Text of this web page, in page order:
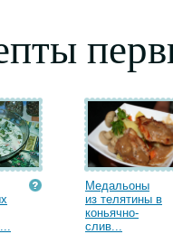
Медальоны
из телятины в
коньячно-
слив...